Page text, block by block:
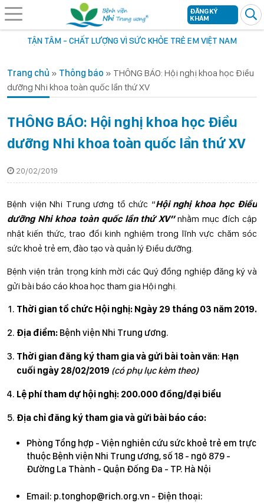
TẬN TÂM - CHẤT LƯỢNG VÌ SỨC KHỎE TRẺ EM VIỆT NAM
ĐĂNG KÝ
KHÁM
Trang chủ » Thông báo » THÔNG BÁO: Hội nghị khoa học Điều
dưỡng Nhi khoa toàn quốc lần thứ XV
THÔNG BÁO: Hội nghị khoa học Điều
dưỡng Nhi khoa toàn quốc lần thứ XV
20/02/2019
Bệnh viện Nhi Trung ương tổ chức “Hội nghị khoa học Điều
dưỡng Nhi khoa toàn quốc lần thứ XV”nhằm mục đích cập
nhật kiến thức, trao đổi kinh nghiệm trong lĩnh vực chăm sóc
sức khoẻ trẻ em, đào tạo và quản lý Điều dưỡng.
Bệnh viện trân trọng kính mời các Quý đồng nghiệp đăng ký và
gửi bài báo cáo khoa học tham gia Hội nghị.
Thời gian tổ chức Hội nghị: Ngày 29 tháng 03 năm 2019.
Địa điểm: Bệnh viện Nhi Trung ương.
Thời gian đăng ký tham gia và gửi bài toàn văn: Hạn
cuối ngày 28/02/2019 (có phụ lục kèm theo)
Lệ phí tham dự hội nghị: 200.000 đồng/đại biểu
Địa chỉ đăng ký tham gia và gửi bài báo cáo:
Phòng Tổng hợp - Viện nghiên cứu sức khoẻ trẻ em trực
thuộc Bệnh viện Nhi Trung ương, số 18 - ngõ 879 -
Đường La Thành - Quận Đống Đa - TP. Hà Nội
Email: p.tonghop@rich.org.vn - Điện thoại: